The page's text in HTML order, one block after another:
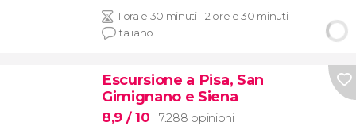
1 ora e 30 minuti - 2 ore e 30 minuti
Italiano
Escursione a Pisa, San
Gimignano e Siena
8,9 / 10 7.288 opinioni